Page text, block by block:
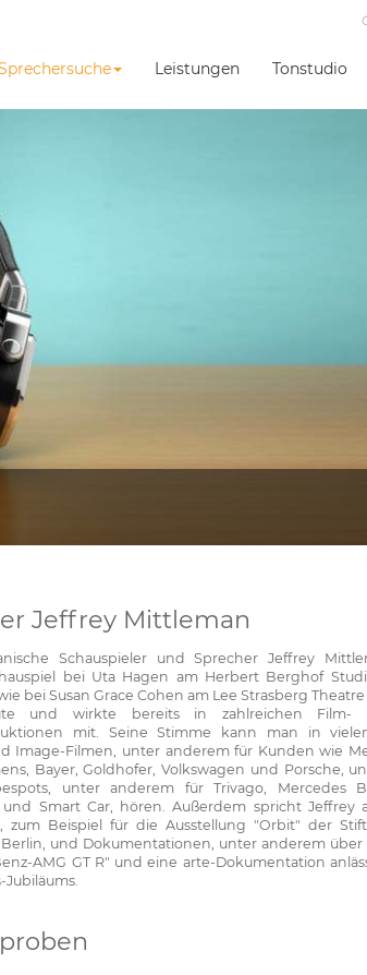
Leistungen Tonstudio
Jeffrey Mittleman
Schauspieler und Sprecher Jeffrey
bei Uta Hagen am Herbert Berghof
bei Susan Grace Cohen am Lee Strasberg Theatre
und wirkte bereits in zahlreichen Film-
mit. Seine Stimme kann man in
Image-Filmen, unter anderem für Kunden wie
Bayer, Goldhofer, Volkswagen und Porsche,
unter anderem für Trivago, Mercedes
und Smart Car, hören. Außerdem spricht Jeffrey
zum Beispiel für die Ausstellung "Orbit" der
Berlin, und Dokumentationen, unter anderem über
AMG GT R" und eine arte-Dokumentation
Jubiläums.